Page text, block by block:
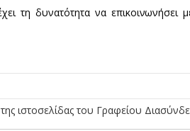
τη δυνατότητα να επικοινωνήσει
ιστοσελίδας του Γραφείου